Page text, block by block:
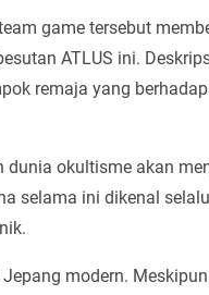
game tersebut
ATLUS ini.
remaja yang
okultisme akan
selama ini dikenal
modern.